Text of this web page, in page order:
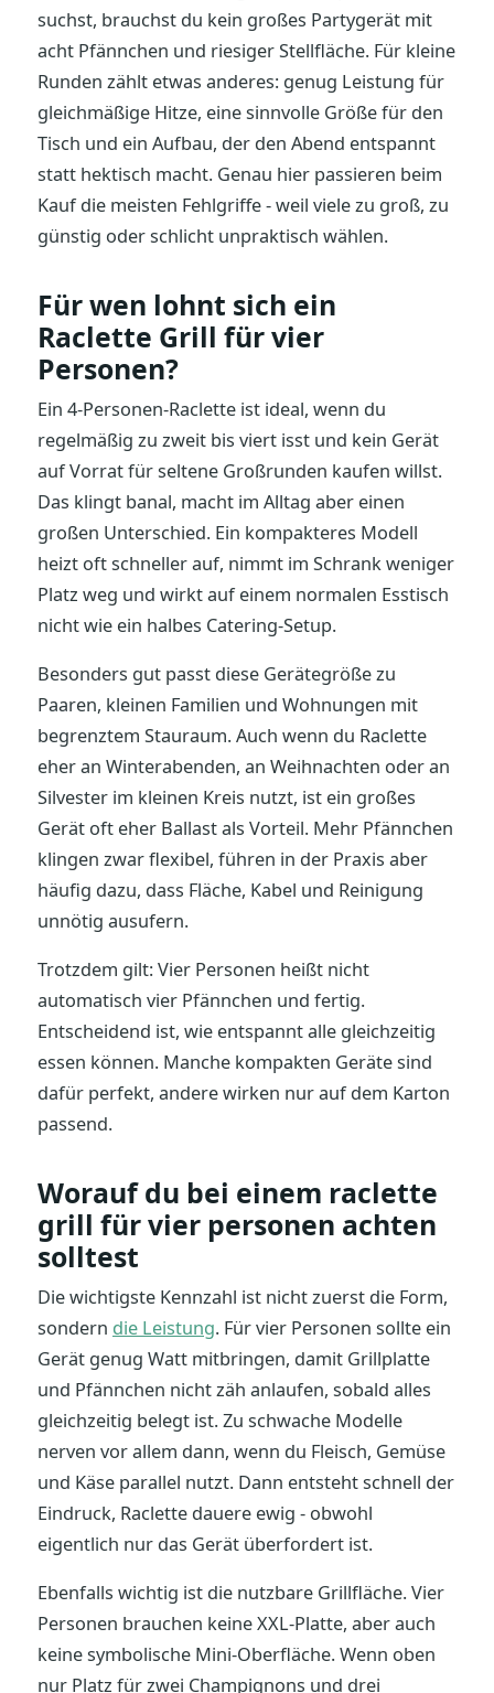
suchst, brauchst du kein großes Partygerät mit
acht Pfännchen und riesiger Stellfläche. Für kleine
Runden zählt etwas anderes: genug Leistung für
gleichmäßige Hitze, eine sinnvolle Größe für den
Tisch und ein Aufbau, der den Abend entspannt
statt hektisch macht. Genau hier passieren beim
Kauf die meisten Fehlgriffe - weil viele zu groß, zu
günstig oder schlicht unpraktisch wählen.
Für wen lohnt sich ein
Raclette Grill für vier
Personen?
Ein 4-Personen-Raclette ist ideal, wenn du
regelmäßig zu zweit bis viert isst und kein Gerät
auf Vorrat für seltene Großrunden kaufen willst.
Das klingt banal, macht im Alltag aber einen
großen Unterschied. Ein kompakteres Modell
heizt oft schneller auf, nimmt im Schrank weniger
Platz weg und wirkt auf einem normalen Esstisch
nicht wie ein halbes Catering-Setup.
Besonders gut passt diese Gerätegröße zu
Paaren, kleinen Familien und Wohnungen mit
begrenztem Stauraum. Auch wenn du Raclette
eher an Winterabenden, an Weihnachten oder an
Silvester im kleinen Kreis nutzt, ist ein großes
Gerät oft eher Ballast als Vorteil. Mehr Pfännchen
klingen zwar flexibel, führen in der Praxis aber
häufig dazu, dass Fläche, Kabel und Reinigung
unnötig ausufern.
Trotzdem gilt: Vier Personen heißt nicht
automatisch vier Pfännchen und fertig.
Entscheidend ist, wie entspannt alle gleichzeitig
essen können. Manche kompakten Geräte sind
dafür perfekt, andere wirken nur auf dem Karton
passend.
Worauf du bei einem raclette
grill für vier personen achten
solltest
Die wichtigste Kennzahl ist nicht zuerst die Form,
sondern die Leistung. Für vier Personen sollte ein
Gerät genug Watt mitbringen, damit Grillplatte
und Pfännchen nicht zäh anlaufen, sobald alles
gleichzeitig belegt ist. Zu schwache Modelle
nerven vor allem dann, wenn du Fleisch, Gemüse
und Käse parallel nutzt. Dann entsteht schnell der
Eindruck, Raclette dauere ewig - obwohl
eigentlich nur das Gerät überfordert ist.
Ebenfalls wichtig ist die nutzbare Grillfläche. Vier
Personen brauchen keine XXL-Platte, aber auch
keine symbolische Mini-Oberfläche. Wenn oben
nur Platz für zwei Champignons und drei